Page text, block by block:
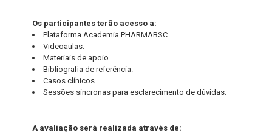
Os participantes terão acesso a:
Plataforma Academia PHARMABSC.
Videoaulas.
Materiais de apoio
Bibliografia de referência.
Casos clínicos
Sessões síncronas para esclarecimento de dúvidas.
A avaliação será realizada através de: